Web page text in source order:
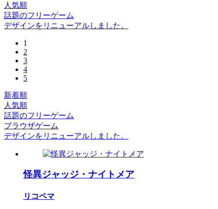
人気順
話題のフリーゲーム
デザインをリニューアルしました。
1
2
3
4
5
新着順
人気順
話題のフリーゲーム
ブラウザゲーム
デザインをリニューアルしました。
怪異ジャッジ・ナイトメア
リコペマ